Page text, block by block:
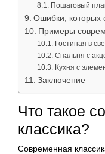
Пошаговый
Ошибки, которых
Примеры
Гостиная в
Спальня с
Кухня с
Заключение
Что такое
классика?
Современная